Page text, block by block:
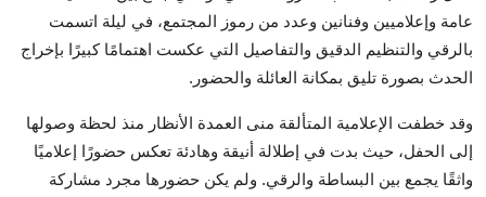
عامة وإعلاميين وفنانين وعدد من رموز المجتمع، في ليلة اتسمت
بالرقي والتنظيم الدقيق والتفاصيل التي عكست اهتمامًا كبيرًا بإخراج
الحدث بصورة تليق بمكانة العائلة والحضور.
وقد خطفت الإعلامية المتألقة منى العمدة الأنظار منذ لحظة وصولها
إلى الحفل، حيث بدت في إطلالة أنيقة وهادئة تعكس حضورًا إعلاميًا
واثقًا يجمع بين البساطة والرقي. ولم يكن حضورها مجرد مشاركة